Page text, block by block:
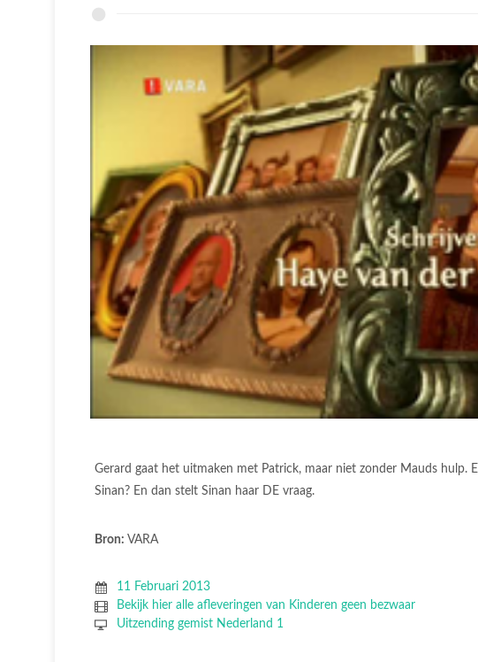
Gerard gaat het uitmaken met Patrick, maar niet zonder Mauds hulp.
Sinan? En dan stelt Sinan haar DE vraag.
Bron: VARA
11 Februari 2013
Bekijk hier alle afleveringen van Kinderen geen bezwaar
Uitzending gemist Nederland 1